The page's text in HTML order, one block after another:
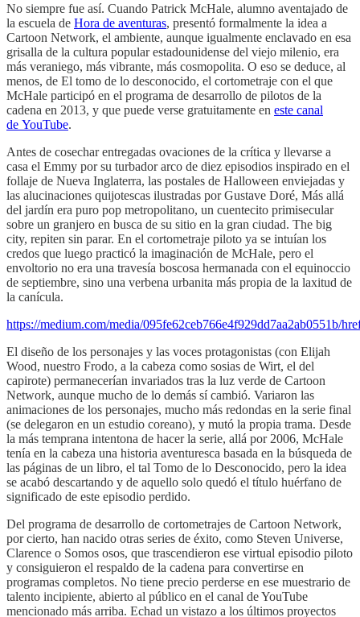
No siempre fue así. Cuando Patrick McHale, alumno aventajado de
la escuela de Hora de aventuras, presentó formalmente la idea a
Cartoon Network, el ambiente, aunque igualmente enclavado en esa
grisalla de la cultura popular estadounidense del viejo milenio, era
más veraniego, más vibrante, más cosmopolita. O eso se deduce, al
menos, de El tomo de lo desconocido, el cortometraje con el que
McHale participó en el programa de desarrollo de pilotos de la
cadena en 2013, y que puede verse gratuitamente en este canal
de YouTube.
Antes de cosechar entregadas ovaciones de la crítica y llevarse a
casa el Emmy por su turbador arco de diez episodios inspirado en el
follaje de Nueva Inglaterra, las postales de Halloween enviejadas y
las alucinaciones quijotescas ilustradas por Gustave Doré, Más allá
del jardín era puro pop metropolitano, un cuentecito primisecular
sobre un granjero en busca de su sitio en la gran ciudad. The big
city, repiten sin parar. En el cortometraje piloto ya se intuían los
credos que luego practicó la imaginación de McHale, pero el
envoltorio no era una travesía boscosa hermanada con el equinoccio
de septiembre, sino una verbena urbanita más propia de la laxitud de
la canícula.
https://medium.com/media/095fe62ceb766e4f929dd7aa2ab0551b/
El diseño de los personajes y las voces protagonistas (con Elijah
Wood, nuestro Frodo, a la cabeza como sosias de Wirt, el del
capirote) permanecerían invariados tras la luz verde de Cartoon
Network, aunque mucho de lo demás sí cambió. Variaron las
animaciones de los personajes, mucho más redondas en la serie final
(se delegaron en un estudio coreano), y mutó la propia trama. Desde
la más temprana intentona de hacer la serie, allá por 2006, McHale
tenía en la cabeza una historia aventuresca basada en la búsqueda de
las páginas de un libro, el tal Tomo de lo Desconocido, pero la idea
se acabó descartando y de aquello solo quedó el título huérfano de
significado de este episodio perdido.
Del programa de desarrollo de cortometrajes de Cartoon Network,
por cierto, han nacido otras series de éxito, como Steven Universe,
Clarence o Somos osos, que trascendieron ese virtual episodio piloto
y consiguieron el respaldo de la cadena para convertirse en
programas completos. No tiene precio perderse en ese muestrario de
talento incipiente, abierto al público en el canal de YouTube
mencionado más arriba. Echad un vistazo a los últimos proyectos